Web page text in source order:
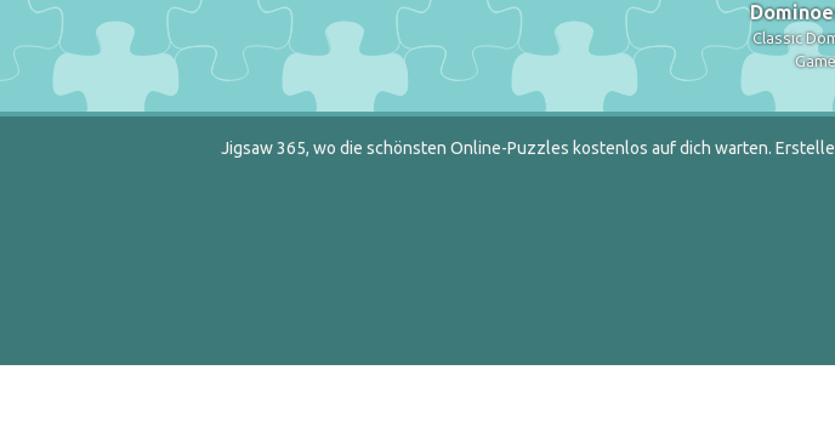
Classic
Game
Jigsaw 365, wo die schönsten Online-Puzzles kostenlos auf dich warten.